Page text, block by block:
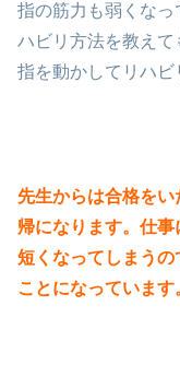
指の筋力も弱くなっ
ハビリ方法を教え
指を動かしてリハビ
先生からは合格を
帰になります。仕
短くなってしまうの
ことになっています